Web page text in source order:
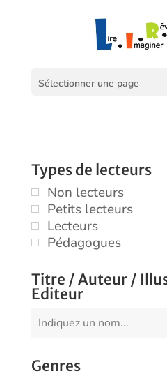
Sélectionner une page
Types de lecteurs
Non lecteurs
Petits lecteurs
Lecteurs
Pédagogues
Titre / Auteur /
Editeur
Genres